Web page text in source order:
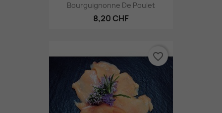
Bourguignonne De Poulet
8,20 CHF
favorite_border